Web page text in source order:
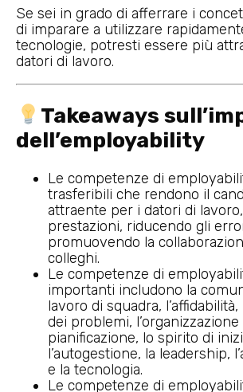
Se sei in grado di afferrare i
di imparare a utilizzare
tecnologie, potresti essere più
datori di lavoro.
Takeaways
dell’employability
Le competenze di
trasferibili che rendono il
attraente per i datori di
prestazioni, riducendo gli
promuovendo la
colleghi.
Le competenze di
importanti includono la
lavoro di squadra,
dei problemi, l’organizzazione
pianificazione, lo spirito di
l’autogestione, la leadership,
e la tecnologia.
Le competenze di